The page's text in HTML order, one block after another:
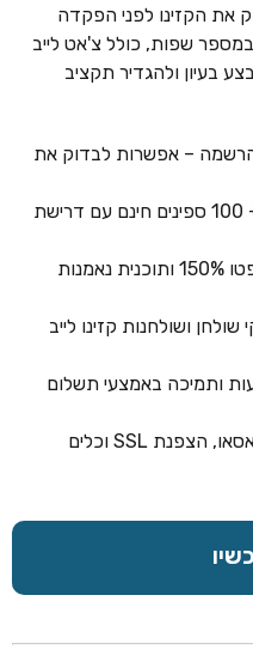
לבדוק את הקזינו לפני הפקדה
ראשונה. שירות הלקוחות זמין 24/7 במספר שפות, כולל צ'אט לייב
בעיון ולהגדיר תקציב
– אפשרות לבדוק את
חבילת קבלת פנים עד 200% + 100 ספינים חינם עם דרישת
בונוסי רילוד שבועיים, בונוס קריפטו 150% ותוכנית נאמנות
ושולחנות קזינו לייב
מהירות תוך 24-48 שעות ותמיכה באמצעי תשלום
שירות לקוחות 24/7, רישיון קוראסאו, הצפנת SSL וכלים